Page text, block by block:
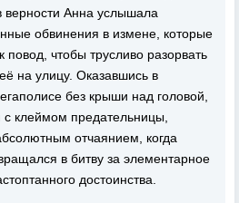
верности Анна услышала
обвинения в измене, которые
повод, чтобы трусливо разорвать
на улицу. Оказавшись в
без крыши над головой,
с клеймом предательницы,
отчаянием, когда
в битву за элементарное
достоинства.